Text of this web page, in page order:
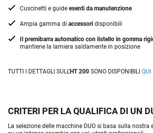
Cuscinetti e guide esenti da manutenzione
Ampia gamma di accessori disponibili
Il premibarra automatico con listello in gomma
mantiene la lamiera saldamente in posizione
TUTTI I DETTAGLI SULL’HT 200 SONO DISPONIBILI QUI
CRITERI PER LA QUALIFICA DI UN
La selezione delle macchine DUO si basa sulla nostra